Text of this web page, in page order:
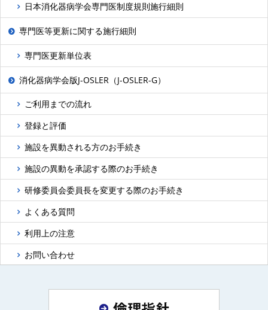
日本消化器病学会専門医制度規則施行細則
専門医等更新に関する施行細則
専門医更新単位表
消化器病学会版J-OSLER（J-OSLER-G）
ご利用までの流れ
登録と評価
施設を異動される方のお手続き
施設の異動を承認する際のお手続き
研修委員会委員長を変更する際のお手続き
よくある質問
利用上の注意
お問い合わせ